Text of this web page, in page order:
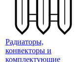
Радиаторы,
конвекторы и
комплектующие